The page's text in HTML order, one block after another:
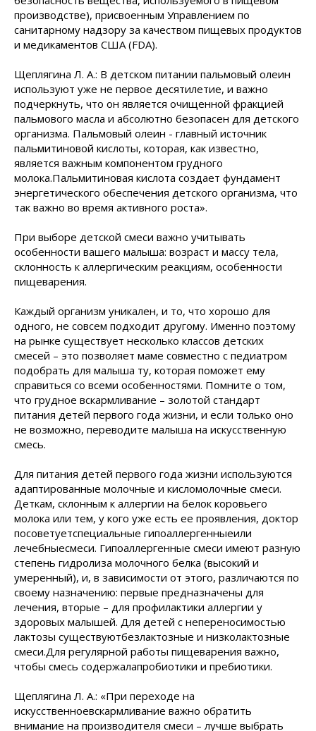
производстве), присвоенным Управлением по
санитарному надзору за качеством пищевых продуктов
и медикаментов США (FDA).
Щеплягина Л. А.: В детском питании пальмовый олеин
используют уже не первое десятилетие, и важно
подчеркнуть, что он является очищенной фракцией
пальмового масла и абсолютно безопасен для детского
организма. Пальмовый олеин - главный источник
пальмитиновой кислоты, которая, как известно,
является важным компонентом грудного
молока.Пальмитиновая кислота создает фундамент
энергетического обеспечения детского организма, что
так важно во время активного роста».
При выборе детской смеси важно учитывать
особенности вашего малыша: возраст и массу тела,
склонность к аллергическим реакциям, особенности
пищеварения.
Каждый организм уникален, и то, что хорошо для
одного, не совсем подходит другому. Именно поэтому
на рынке существует несколько классов детских
смесей – это позволяет маме совместно с педиатром
подобрать для малыша ту, которая поможет ему
справиться со всеми особенностями. Помните о том,
что грудное вскармливание – золотой стандарт
питания детей первого года жизни, и если только оно
не возможно, переводите малыша на искусственную
смесь.
Для питания детей первого года жизни используются
адаптированные молочные и кисломолочные смеси.
Деткам, склонным к аллергии на белок коровьего
молока или тем, у кого уже есть ее проявления, доктор
посоветуетспециальные гипоаллергенныеили
лечебныесмеси. Гипоаллергенные смеси имеют разную
степень гидролиза молочного белка (высокий и
умеренный), и, в зависимости от этого, различаются по
своему назначению: первые предназначены для
лечения, вторые – для профилактики аллергии у
здоровых малышей. Для детей с непереносимостью
лактозы существуютбезлактозные и низколактозные
смеси.Для регулярной работы пищеварения важно,
чтобы смесь содержалапробиотики и пребиотики.
Щеплягина Л. А.: «При переходе на
искусственноевскармливание важно обратить
внимание на производителя смеси – лучше выбрать